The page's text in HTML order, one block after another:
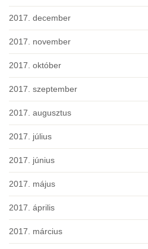
2017. december
2017. november
2017. október
2017. szeptember
2017. augusztus
2017. július
2017. június
2017. május
2017. április
2017. március